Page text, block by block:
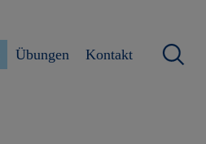
Übungen Kontakt